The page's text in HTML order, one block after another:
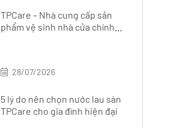
TPCare – Nhà cung cấp sản
phẩm vệ sinh nhà cửa chính
28/07/2026
5 lý do nên chọn nước lau sàn
TPCare cho gia đình hiện đại